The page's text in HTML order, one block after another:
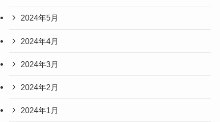
2024年5月
2024年4月
2024年3月
2024年2月
2024年1月